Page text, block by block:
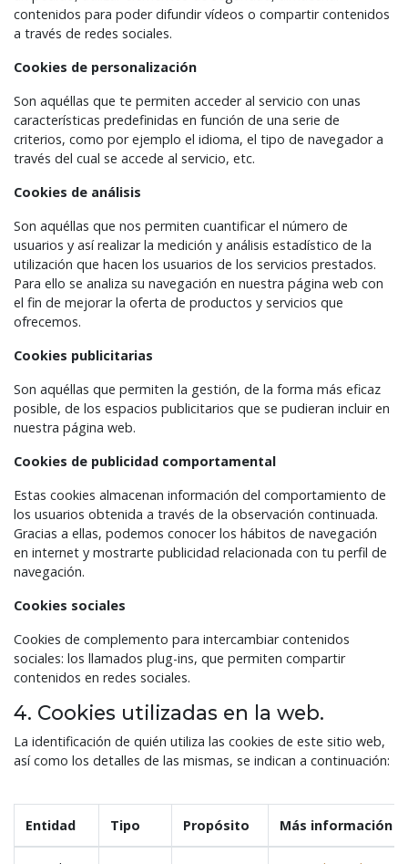
contenidos para poder difundir vídeos o compartir contenidos
a través de redes sociales.
Cookies de personalización
Son aquéllas que te permiten acceder al servicio con unas
características predefinidas en función de una serie de
criterios, como por ejemplo el idioma, el tipo de navegador a
través del cual se accede al servicio, etc.
Cookies de análisis
Son aquéllas que nos permiten cuantificar el número de
usuarios y así realizar la medición y análisis estadístico de la
utilización que hacen los usuarios de los servicios prestados.
Para ello se analiza su navegación en nuestra página web con
el fin de mejorar la oferta de productos y servicios que
ofrecemos.
Cookies publicitarias
Son aquéllas que permiten la gestión, de la forma más eficaz
posible, de los espacios publicitarios que se pudieran incluir en
nuestra página web.
Cookies de publicidad comportamental
Estas cookies almacenan información del comportamiento de
los usuarios obtenida a través de la observación continuada.
Gracias a ellas, podemos conocer los hábitos de navegación
en internet y mostrarte publicidad relacionada con tu perfil de
navegación.
Cookies sociales
Cookies de complemento para intercambiar contenidos
sociales: los llamados plug-ins, que permiten compartir
contenidos en redes sociales.
4. Cookies utilizadas en la web.
La identificación de quién utiliza las cookies de este sitio web,
así como los detalles de las mismas, se indican a continuación:
Entidad Tipo Propósito Más información